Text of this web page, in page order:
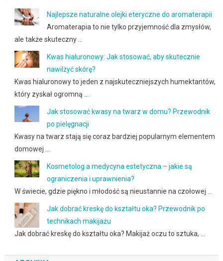
Najlepsze naturalne olejki eteryczne do aromaterapii
Aromaterapia to nie tylko przyjemność dla zmysłów,
ale także skuteczny …
Kwas hialuronowy: Jak stosować, aby skutecznie
nawilżyć skórę?
Kwas hialuronowy to jeden z najskuteczniejszych humektantów,
który zyskał ogromną …
Jak stosować kwasy na twarz w domu? Przewodnik
po pielęgnacji
Kwasy na twarz stają się coraz bardziej popularnym elementem
domowej …
Kosmetolog a medycyna estetyczna – jakie są
ograniczenia i uprawnienia?
W świecie, gdzie piękno i młodość są nieustannie na czołowej …
Jak dobrać kreskę do kształtu oka? Przewodnik po
technikach makijażu
Jak dobrać kreskę do kształtu oka? Makijaż oczu to sztuka, …